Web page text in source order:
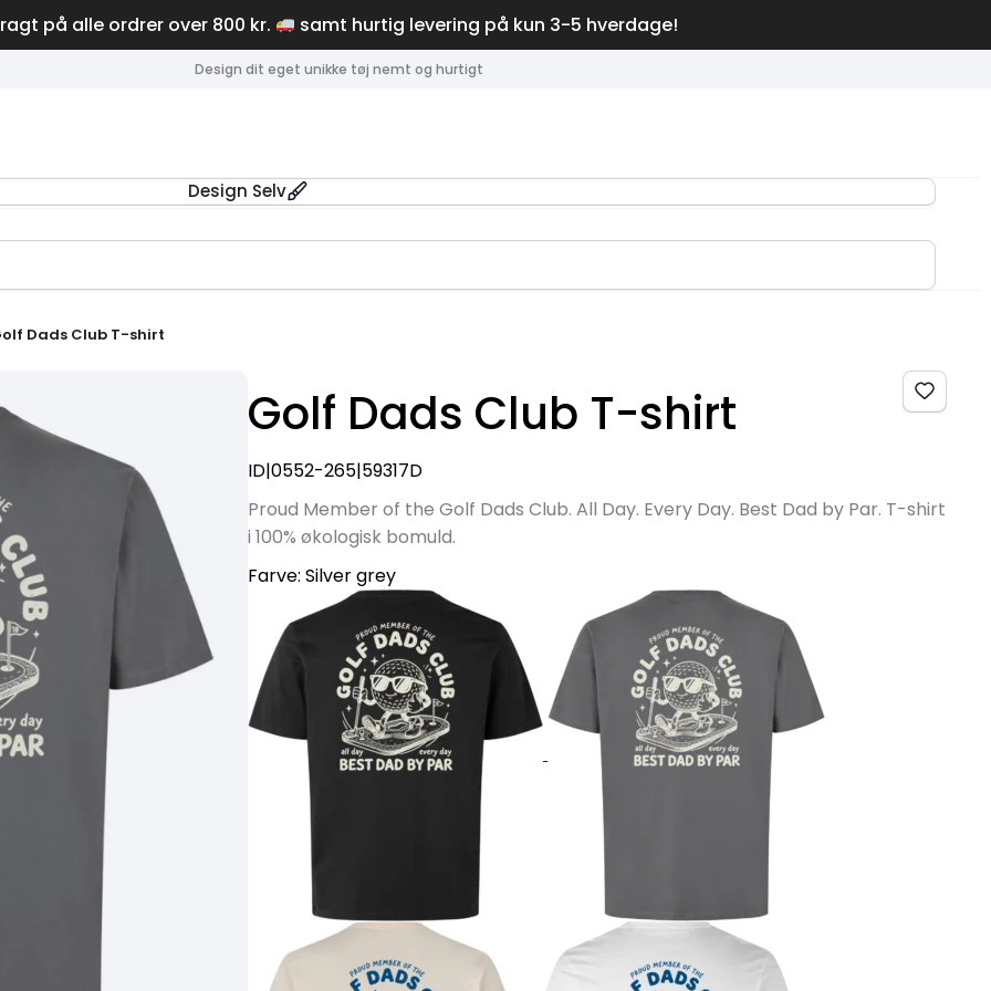
på alle ordrer over 800 kr. samt hurtig levering på kun 3-5 hverdage!
Design dit eget unikke tøj nemt og hurtigt
Design Selv
Dads Club T-shirt
Golf Dads Club T-shirt
ID|0552-265|59317D
Proud Member of the Golf Dads Club. All Day. Every Day. Best Dad by Par. T-shirt
i 100% økologisk bomuld.
Farve: Silver grey